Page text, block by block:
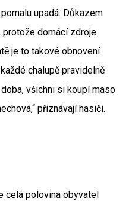
upadá. Důkazem
protože domácí zdroje
je to takové obnovení
chalupě pravidelně
všichni si koupí maso
přiznávají hasiči.
celá polovina obyvatel